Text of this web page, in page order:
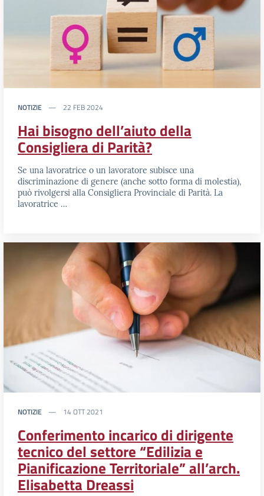
NOTIZIE 22 FEB 2024
Hai bisogno dell’aiuto della
Consigliera di Parità?
Se una lavoratrice o un lavoratore subisce una
discriminazione di genere (anche sotto forma di molestia),
può rivolgersi alla Consigliera Provinciale di Parità. La
lavoratrice …
NOTIZIE 14 OTT 2021
Conferimento incarico di dirigente
tecnico del settore “Edilizia e
Pianificazione Territoriale” all’arch.
Elisabetta Dreassi